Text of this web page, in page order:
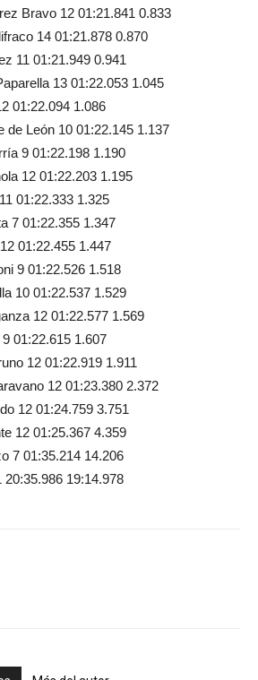
Bravo 12 01:21.841 0.833
14 01:21.878 0.870
11 01:21.949 0.941
13 01:22.053 1.045
01:22.094 1.086
de León 10 01:22.145 1.137
9 01:22.198 1.190
12 01:22.203 1.195
01:22.333 1.325
7 01:22.355 1.347
01:22.455 1.447
9 01:22.526 1.518
10 01:22.537 1.529
12 01:22.577 1.569
01:22.615 1.607
12 01:22.919 1.911
12 01:23.380 2.372
12 01:24.759 3.751
12 01:25.367 4.359
7 01:35.214 14.206
19:14.978